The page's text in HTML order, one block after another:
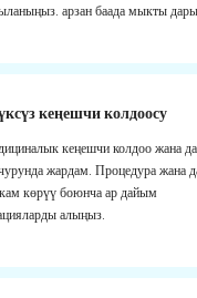
арзан баада мыкты
кеңешчи колдоосу
кеңешчи колдоо жана
жардам. Процедура жана
көрүү боюнча ар дайым
алыңыз.